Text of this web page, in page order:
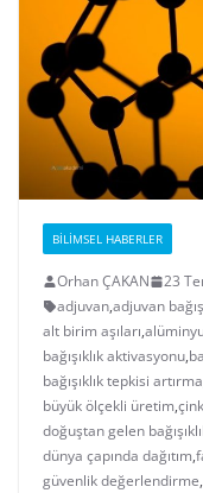
BILIMSEL HABERLER
Orhan ÇAKAN 23
adjuvan,adjuvan
alt birim aşıları,
bağışıklık aktivasyonu,
bağışıklık tepkisi artırma
büyük ölçekli üretim,
doğuştan gelen
dünya çapında dağıtım,
güvenlik değerlendirme,